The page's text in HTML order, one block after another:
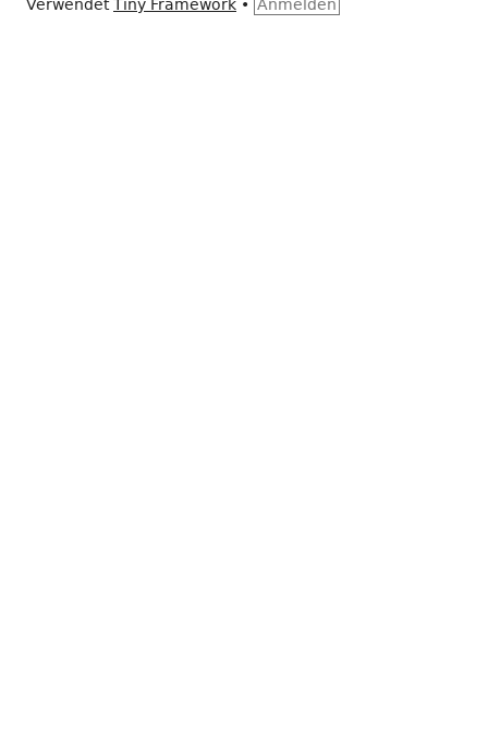
VerwendetTiny Framework • Anmelden